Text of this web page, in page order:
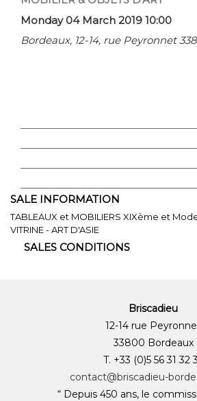
Monday 04 March 2019 10:00
Bordeaux, 12-14, rue Peyronnet
SALE INFORMATION
TABLEAUX et MOBILIERS XIXème et
VITRINE - ART D'ASIE
SALES CONDITIONS
Briscadieu
12-14 rue
33800 Bordeaux
T. +33 (0)5 56 31 32
contact@briscadieu-
“ Depuis 450 ans, le